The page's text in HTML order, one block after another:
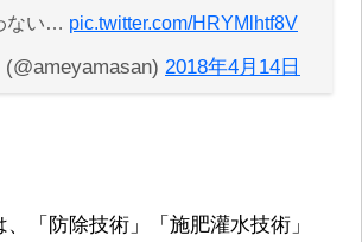
ない… pic.twitter.com/HRYMlhtf8V
2018年4月14日
、「防除技術」「施肥灌水技術」